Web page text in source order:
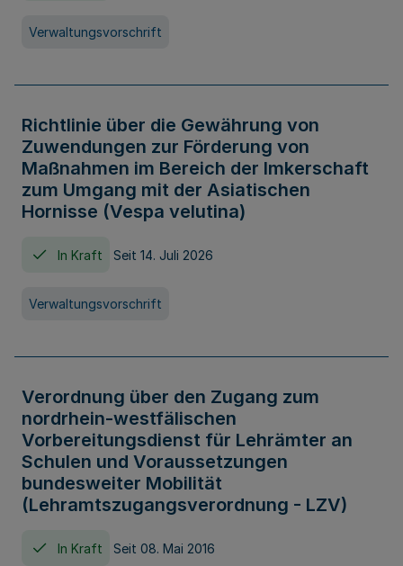
Verwaltungsvorschrift
Richtlinie über die Gewährung von
Zuwendungen zur Förderung von
Maßnahmen im Bereich der Imkerschaft
zum Umgang mit der Asiatischen
Hornisse (Vespa velutina)
In Kraft Seit 14. Juli 2026
Verwaltungsvorschrift
Verordnung über den Zugang zum
nordrhein-westfälischen
Vorbereitungsdienst für Lehrämter an
Schulen und Voraussetzungen
bundesweiter Mobilität
(Lehramtszugangsverordnung - LZV)
In Kraft Seit 08. Mai 2016